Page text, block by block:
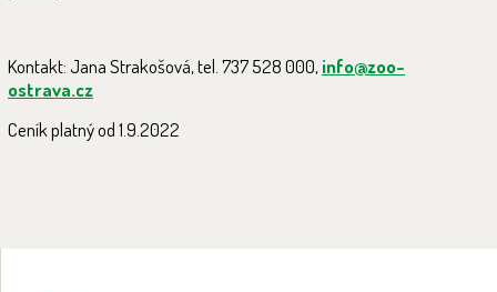
Kontakt: Jana Strakošová, tel. 737 528 000, info@zoo-
ostrava.cz
Ceník platný od 1.9.2022